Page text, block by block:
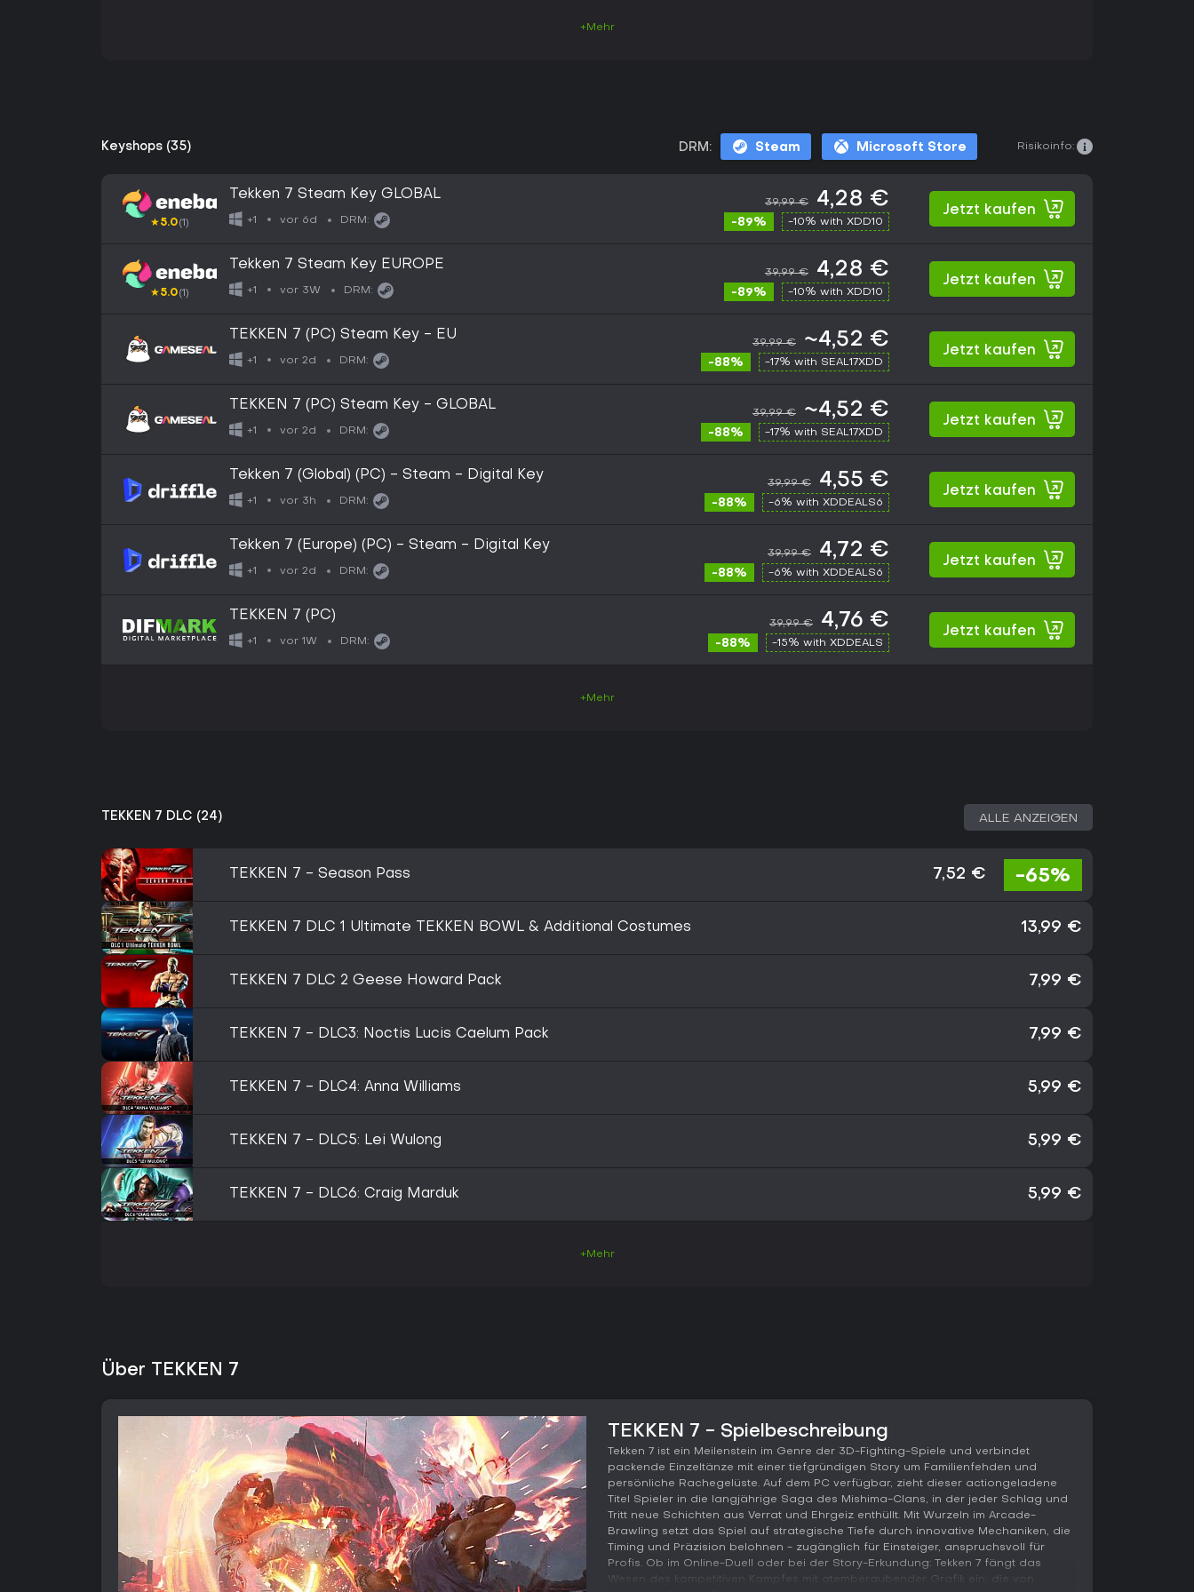
+Mehr
Keyshops (35) DRM: Steam Microsoft Store Risikoinfo:
★5.0(1)
Tekken 7 Steam Key GLOBAL
+1 vor 6d DRM:
39,99 € 4,28 €
-89% -10% with XDD10
Jetzt kaufen
★5.0(1)
Tekken 7 Steam Key EUROPE
+1 vor 3W DRM:
39,99 € 4,28 €
-89% -10% with XDD10
Jetzt kaufen
TEKKEN 7 (PC) Steam Key - EU
+1 vor 2d DRM:
39,99 € ~4,52 €
-88% -17% with SEAL17XDD
Jetzt kaufen
TEKKEN 7 (PC) Steam Key - GLOBAL
+1 vor 2d DRM:
39,99 € ~4,52 €
-88% -17% with SEAL17XDD
Jetzt kaufen
Tekken 7 (Global) (PC) - Steam - Digital Key
+1 vor 3h DRM:
39,99 € 4,55 €
-88% -6% with XDDEALS6
Jetzt kaufen
Tekken 7 (Europe) (PC) - Steam - Digital Key
+1 vor 2d DRM:
39,99 € 4,72 €
-88% -6% with XDDEALS6
Jetzt kaufen
TEKKEN 7 (PC)
+1 vor 1W DRM:
39,99 € 4,76 €
-88% -15% with XDDEALS
Jetzt kaufen
+Mehr
TEKKEN 7 DLC (24) ALLE ANZEIGEN
TEKKEN 7 - Season Pass 7,52 € -65%
TEKKEN 7 DLC 1 Ultimate TEKKEN BOWL & Additional Costumes 13,99 €
TEKKEN 7 DLC 2 Geese Howard Pack 7,99 €
TEKKEN 7 - DLC3: Noctis Lucis Caelum Pack 7,99 €
TEKKEN 7 - DLC4: Anna Williams 5,99 €
TEKKEN 7 - DLC5: Lei Wulong 5,99 €
TEKKEN 7 - DLC6: Craig Marduk 5,99 €
+Mehr
Über TEKKEN 7
TEKKEN 7 - Spielbeschreibung
Tekken 7 ist ein Meilenstein im Genre der 3D-Fighting-Spiele und verbindet
packende Einzeltänze mit einer tiefgründigen Story um Familienfehden und
persönliche Rachegelüste. Auf dem PC verfügbar, zieht dieser actiongeladene
Titel Spieler in die langjährige Saga des Mishima-Clans, in der jeder Schlag und
Tritt neue Schichten aus Verrat und Ehrgeiz enthüllt. Mit Wurzeln im Arcade-
Brawling setzt das Spiel auf strategische Tiefe durch innovative Mechaniken, die
Timing und Präzision belohnen - zugänglich für Einsteiger, anspruchsvoll für
Profis. Ob im Online-Duell oder bei der Story-Erkundung: Tekken 7 fängt das
Wesen des kompetitiven Kampfes mit atemberaubender Grafik ein, die von